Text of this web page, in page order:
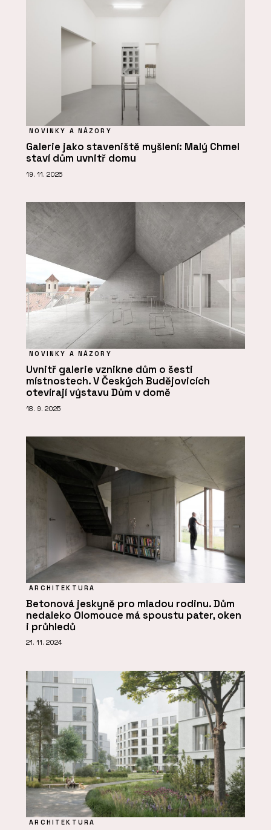
NOVINKY A NÁZORY
Galerie jako staveniště myšlení: Malý Chmel
staví dům uvnitř domu
19. 11. 2025
NOVINKY A NÁZORY
Uvnitř galerie vznikne dům o šesti
místnostech. V Českých Budějovicích
otevírají výstavu Dům v domě
18. 9. 2025
ARCHITEKTURA
Betonová jeskyně pro mladou rodinu. Dům
nedaleko Olomouce má spoustu pater, oken
i průhledů
21. 11. 2024
ARCHITEKTURA